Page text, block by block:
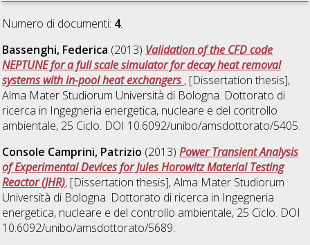
Numero di documenti: 4.
Bassenghi, Federica (2013) Validation of the CFD code
NEPTUNE for a full scale simulator for decay heat removal
systems with in-pool heat exchangers , [Dissertation thesis],
Alma Mater Studiorum Università di Bologna. Dottorato di
ricerca in Ingegneria energetica, nucleare e del controllo
ambientale, 25 Ciclo. DOI 10.6092/unibo/amsdottorato/5405.
Console Camprini, Patrizio (2013)Power Transient Analysis
of Experimental Devices for Jules Horowitz Material Testing
Reactor (JHR), [Dissertation thesis], Alma Mater Studiorum
Università di Bologna. Dottorato di ricerca in Ingegneria
energetica, nucleare e del controllo ambientale, 25 Ciclo. DOI
10.6092/unibo/amsdottorato/5689.